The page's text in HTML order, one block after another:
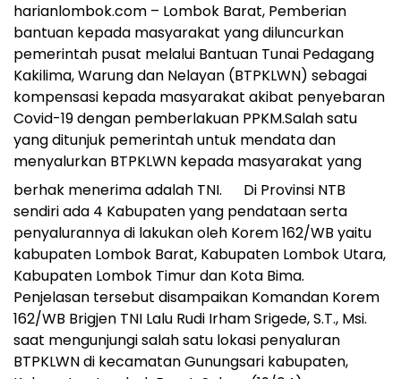
harianlombok.com – Lombok Barat, Pemberian
bantuan kepada masyarakat yang diluncurkan
pemerintah pusat melalui Bantuan Tunai Pedagang
Kakilima, Warung dan Nelayan (BTPKLWN) sebagai
kompensasi kepada masyarakat akibat penyebaran
Covid-19 dengan pemberlakuan PPKM.Salah satu
yang ditunjuk pemerintah untuk mendata dan
menyalurkan BTPKLWN kepada masyarakat yang
berhak menerima adalah TNI.
Di Provinsi NTB
sendiri ada 4 Kabupaten yang pendataan serta
penyalurannya di lakukan oleh Korem 162/WB yaitu
kabupaten Lombok Barat, Kabupaten Lombok Utara,
Kabupaten Lombok Timur dan Kota Bima.
Penjelasan tersebut disampaikan Komandan Korem
162/WB Brigjen TNI Lalu Rudi Irham Srigede, S.T., Msi.
saat mengunjungi salah satu lokasi penyaluran
BTPKLWN di kecamatan Gunungsari kabupaten,